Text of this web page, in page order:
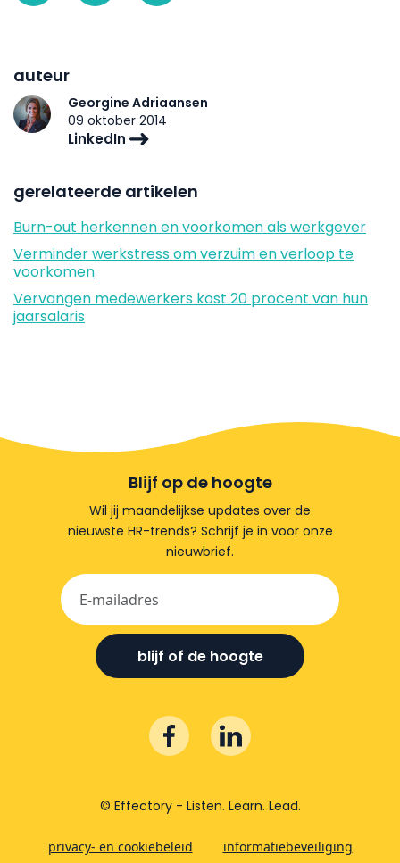
auteur
Georgine Adriaansen
09 oktober 2014
LinkedIn
gerelateerde artikelen
Burn-out herkennen en voorkomen als werkgever
Verminder werkstress om verzuim en verloop te
voorkomen
Vervangen medewerkers kost 20 procent van hun
jaarsalaris
Blijf op de hoogte
Wil jij maandelijkse updates over de
nieuwste HR-trends? Schrijf je in voor onze
nieuwbrief.
blijf of de hoogte
© Effectory - Listen. Learn. Lead.
privacy- en cookiebeleid
informatiebeveiliging